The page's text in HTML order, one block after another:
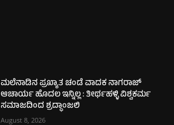
ಮಲೆನಾಡಿನ ಪ್ರಖ್ಯಾತ ಚಂಡೆ ವಾದಕ ನಾಗರಾಜ್
ಆಚಾರ್ಯ ಹೊದಲ ಇನ್ನಿಲ್ಲ : ತೀರ್ಥಹಳ್ಳಿ ವಿಶ್ವಕರ್ಮ
ಸಮಾಜದಿಂದ ಶ್ರದ್ಧಾಂಜಲಿ
August 8, 2026